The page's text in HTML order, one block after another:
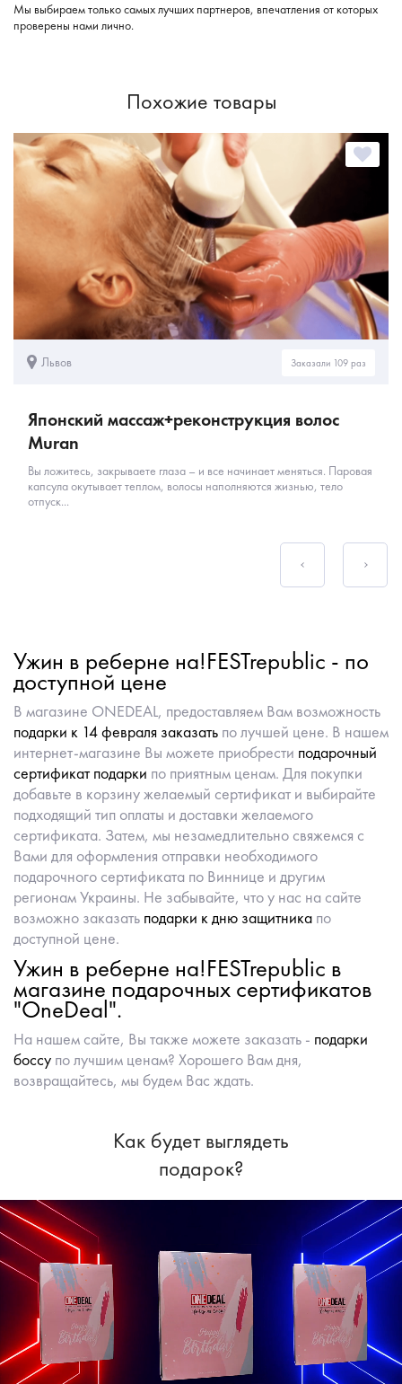
Мы выбираем только самых лучших партнеров, впечатления от которых
проверены нами лично.
Похожие товары
Львов Заказали 109 раз
Японский массаж+реконструкция волос
Muran
Вы ложитесь, закрываете глаза – и все начинает меняться. Паровая
капсула окутывает теплом, волосы наполняются жизнью, тело
отпуск...
Ужин в реберне на!FESTrepublic - по
доступной цене
В магазине ONEDEAL, предоставляем Вам возможность
подарки к 14 февраля заказать по лучшей цене. В нашем
интернет-магазине Вы можете приобрести подарочный
сертификат подарки по приятным ценам. Для покупки
добавьте в корзину желаемый сертификат и выбирайте
подходящий тип оплаты и доставки желаемого
сертификата. Затем, мы незамедлительно свяжемся с
Вами для оформления отправки необходимого
подарочного сертификата по Виннице и другим
регионам Украины. Не забывайте, что у нас на сайте
возможно заказать подарки к дню защитника по
доступной цене.
Ужин в реберне на!FESTrepublic в
магазине подарочных сертификатов
"OneDeal".
На нашем сайте, Вы также можете заказать - подарки
боссу по лучшим ценам? Хорошего Вам дня,
возвращайтесь, мы будем Вас ждать.
Как будет выглядеть
подарок?